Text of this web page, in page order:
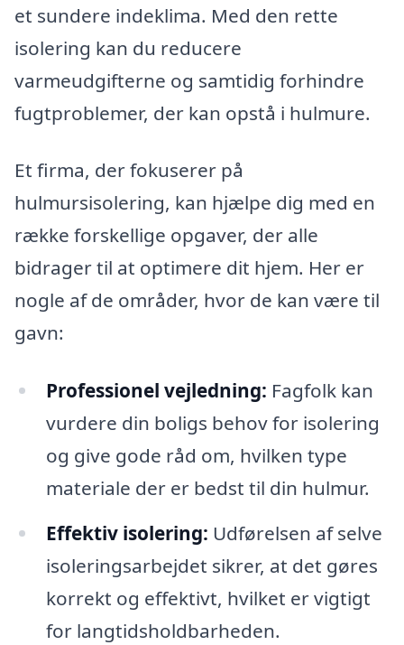
et sundere indeklima. Med den rette
isolering kan du reducere
varmeudgifterne og samtidig forhindre
fugtproblemer, der kan opstå i hulmure.
Et firma, der fokuserer på
hulmursisolering, kan hjælpe dig med en
række forskellige opgaver, der alle
bidrager til at optimere dit hjem. Her er
nogle af de områder, hvor de kan være til
gavn:
Professionel vejledning: Fagfolk kan
vurdere din boligs behov for isolering
og give gode råd om, hvilken type
materiale der er bedst til din hulmur.
Effektiv isolering: Udførelsen af selve
isoleringsarbejdet sikrer, at det gøres
korrekt og effektivt, hvilket er vigtigt
for langtidsholdbarheden.